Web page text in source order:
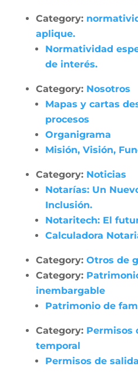
Category:
aplique.
Normatividad
de interés.
Category: Nosotros
Mapas y cartas
procesos
Organigrama
Misión, Visión,
Category: Noticias
Notarías: Un
Inclusión.
Notaritech: El
Calculadora
Category: Otros de
Category:
inembargable
Patrimonio de
Category: Permisos
temporal
Permisos de